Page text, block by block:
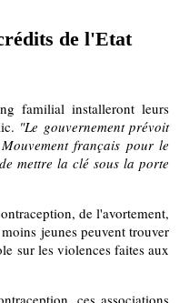
de l'Etat
familial installeront leurs
"Le gouvernement prévoit
français pour le
mettre la clé sous la porte
de l'avortement,
jeunes peuvent trouver
sur les violences faites aux
ces associations